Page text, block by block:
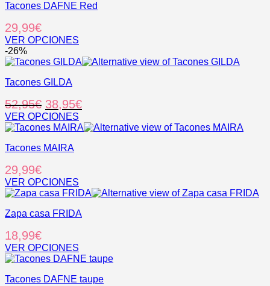
Tacones DAFNE Red
29,99€
VER OPCIONES
Este
producto
múltiples
Las
opciones
se
elegir
la
página
de
-26%
Tacones GILDA
52,95€ El
precio
original
era:
38,95€El
actual
VER OPCIONES
Este
tiene
variantes.
Las
opciones
pueden
en
la
página
producto
Tacones MAIRA
29,99€
VER OPCIONES
Este
tiene
variantes.
Las
opciones
pueden
Zapa casa FRIDA
18,99€
VER OPCIONES
Este
tiene
Tacones DAFNE taupe